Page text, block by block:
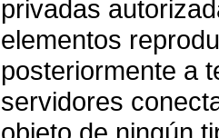
privadas
elementos
posteriormente a
servidores